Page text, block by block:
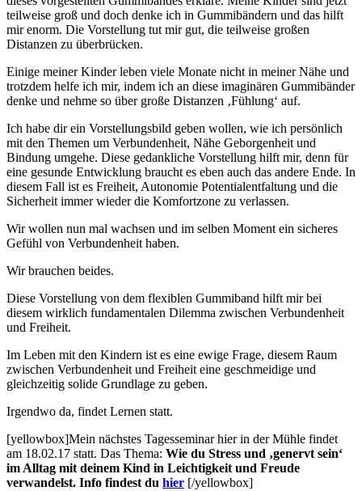
teilweise groß und doch denke ich in Gummibändern und das hilft
mir enorm. Die Vorstellung tut mir gut, die teilweise großen
Distanzen zu überbrücken.
Einige meiner Kinder leben viele Monate nicht in meiner Nähe und
trotzdem helfe ich mir, indem ich an diese imaginären Gummibänder
denke und nehme so über große Distanzen ‚Fühlung‘ auf.
Ich habe dir ein Vorstellungsbild geben wollen, wie ich persönlich
mit den Themen um Verbundenheit, Nähe Geborgenheit und
Bindung umgehe. Diese gedankliche Vorstellung hilft mir, denn für
eine gesunde Entwicklung braucht es eben auch das andere Ende. In
diesem Fall ist es Freiheit, Autonomie Potentialentfaltung und die
Sicherheit immer wieder die Komfortzone zu verlassen.
Wir wollen nun mal wachsen und im selben Moment ein sicheres
Gefühl von Verbundenheit haben.
Wir brauchen beides.
Diese Vorstellung von dem flexiblen Gummiband hilft mir bei
diesem wirklich fundamentalen Dilemma zwischen Verbundenheit
und Freiheit.
Im Leben mit den Kindern ist es eine ewige Frage, diesem Raum
zwischen Verbundenheit und Freiheit eine geschmeidige und
gleichzeitig solide Grundlage zu geben.
Irgendwo da, findet Lernen statt.
[yellowbox]Mein nächstes Tagesseminar hier in der Mühle findet
am 18.02.17 statt. Das Thema: Wie du Stress und ‚genervt sein‘
im Alltag mit deinem Kind in Leichtigkeit und Freude
verwandelst. Info findest du hier [/yellowbox]